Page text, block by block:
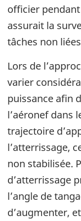
officier
assurait la
tâches non
Lors de
varier
puissance afin
l’aéronef dans
trajectoire
l’atterrissage,
non stabilisée.
d’atterrissage
l’angle de
d’augmenter,